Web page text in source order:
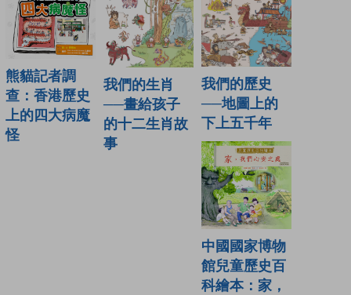
熊貓記者調
查：香港歷史
上的四大病魔
怪
我們的生肖
──畫給孩子
的十二生肖故
事
我們的歷史
──地圖上的
下上五千年
中國國家博物
館兒童歷史百
科繪本：家，